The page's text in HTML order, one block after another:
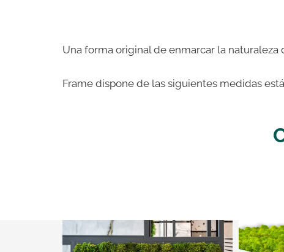
Una forma original de enmarcar la
Frame dispone de las siguientes medidas